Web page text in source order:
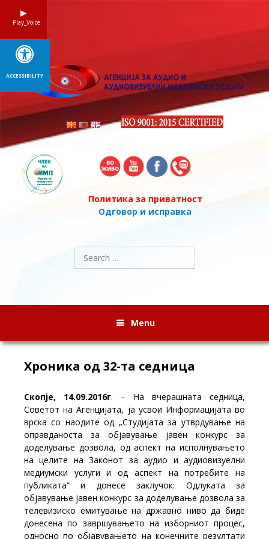
Политика за приватност
Одговор и исправка
Search
for:
Menu
Хроника од 32-та седница
Скопје, 14.09.2016г. – На вчерашната седница,
Советот на Агенцијата, ја усвои Информацијата во
врска со наодите од „Студијата за утврдување на
оправданоста за објавување јавен конкурс за
доделување дозвола, од аспект на исполнувањето
на целите на Законот за аудио и аудиовизуелни
медиумски услуги и од аспект на потребите на
публиката“ и донесе заклучок: Одлуката за
објавување јавен конкурс за доделување дозвола за
телевизиско емитување на државно ниво да биде
донесена по завршувањето на изборниот процес,
односно по објавувањето на конечните резултати
Play_Voice
ACCESSIBILITY